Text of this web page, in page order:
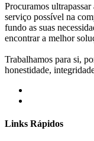
Procuramos
serviço possível na
fundo as suas
encontrar a melhor
Trabalhamos para si,
honestidade,
Links Rápidos